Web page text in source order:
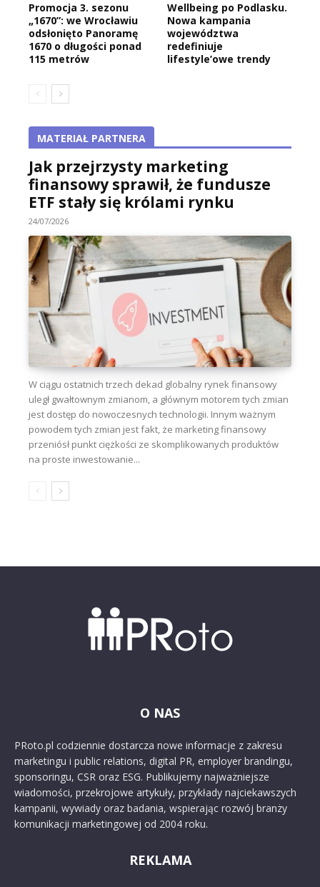
Promocja 3. sezonu
„1670”: we Wrocławiu
odsłonięto Panoramę
1670 o długości ponad
115 metrów
Wellbeing po Podlasku.
Nowa kampania
województwa
redefiniuje
lifestyle’owe trendy
MATERIAŁ PARTNERA
Jak przejrzysty marketing
finansowy sprawił, że fundusze
ETF stały się królami rynku
24/07/2026
W ciągu ostatnich trzech dekad globalny rynek finansowy
uległ gwałtownym zmianom, a głównym motorem tych zmian
jest dostęp do nowoczesnych technologii. Innym ważnym
powodem tych zmian jest fakt, że marketing finansowy
przeniósł punkt ciężkości ze skomplikowanych produktów
na proste inwestowanie...
O NAS
PRoto.pl codziennie dostarcza nowe informacje z zakresu
marketingu i public relations, digital PR, employer brandingu,
sponsoringu, CSR oraz ESG. Publikujemy najważniejsze
wiadomości, przekrojowe artykuły, przykłady najciekawszych
kampanii, wywiady oraz badania, wspierając rozwój branży
komunikacji marketingowej od 2004 roku.
REKLAMA